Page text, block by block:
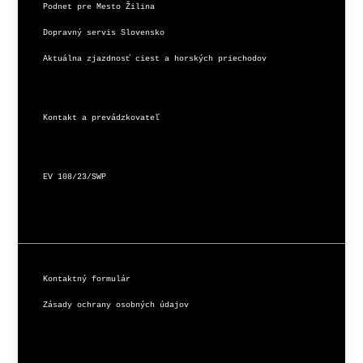
Podnet pre Mesto Žilina
Dopravný servis Slovensko
Aktuálna zjazdnosť ciest a horských priechodov
Kontakt a prevádzkovateľ
EV 108/23/SWP
Kontaktný formulár
Zásady ochrany osobných údajov